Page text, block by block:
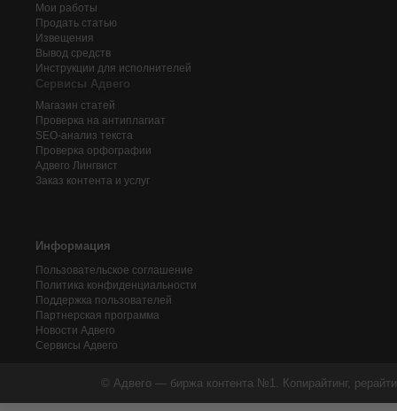
Мои работы
Продать статью
Извещения
Вывод средств
Инструкции для исполнителей
Сервисы Адвего
Магазин статей
Проверка на антиплагиат
SEO-анализ текста
Проверка орфографии
Адвего Лингвист
Заказ контента и услуг
Информация
Пользовательское соглашение
Политика конфиденциальности
Поддержка пользователей
Партнерская программа
Новости Адвего
Сервисы Адвего
© Адвего — биржа контента №1. Копирайтинг,